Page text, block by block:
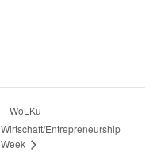
WoLKu
Wirtschaft/Entrepreneurship
Week